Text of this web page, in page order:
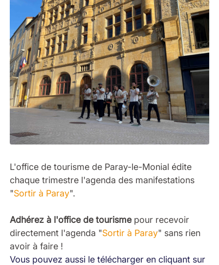
L'office de tourisme de Paray-le-Monial édite
chaque trimestre l'agenda des manifestations
"Sortir à Paray".
Adhérez à l'office de tourismepour recevoir
directement l'agenda "Sortir à Paray" sans rien
avoir à faire !
Vous pouvez aussi le télécharger en cliquant sur